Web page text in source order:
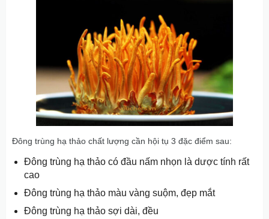
Đông trùng hạ thảo chất lượng cần hội tụ 3 đặc điểm sau:
Đông trùng hạ thảo có đầu nấm nhọn là dược tính rất
cao
Đông trùng hạ thảo màu vàng suộm, đẹp mắt
Đông trùng hạ thảo sợi dài, đều